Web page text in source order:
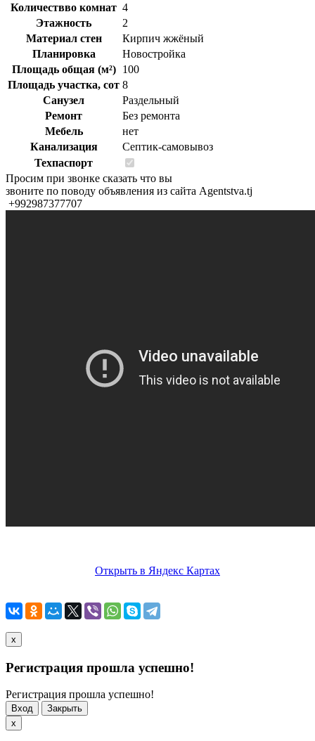
Количествво комнат 4
Этажность
2
Материал стен
Кирпич жжёный
Планировка
Новостройка
Площадь общая (м²)
100
Площадь участка, сот 8
Санузел
Раздельный
Ремонт
Без ремонта
Мебель
нет
Канализация
Септик-самовывоз
Техпаспорт
Просим при звонке сказать что вы
звоните по поводу объявления из сайта Agentstva.tj
+992987377707
Открыть в Яндекс Картах
x
Регистрация прошла успешно!
Регистрация прошла успешно!
Вход
Закрыть
x